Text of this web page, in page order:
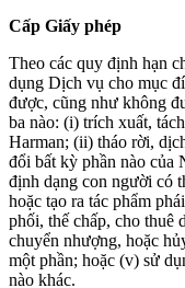
Cấp Giấy phép
Theo các quy định hạn
dụng Dịch vụ cho mục
được, cũng như không
ba nào: (i) trích xuất,
Harman; (ii) tháo rời,
đổi bất kỳ phần nào của
định dạng con người có
hoặc tạo ra tác phẩm
phối, thế chấp, cho thuê
chuyển nhượng, hoặc
một phần; hoặc (v) sử
nào khác.